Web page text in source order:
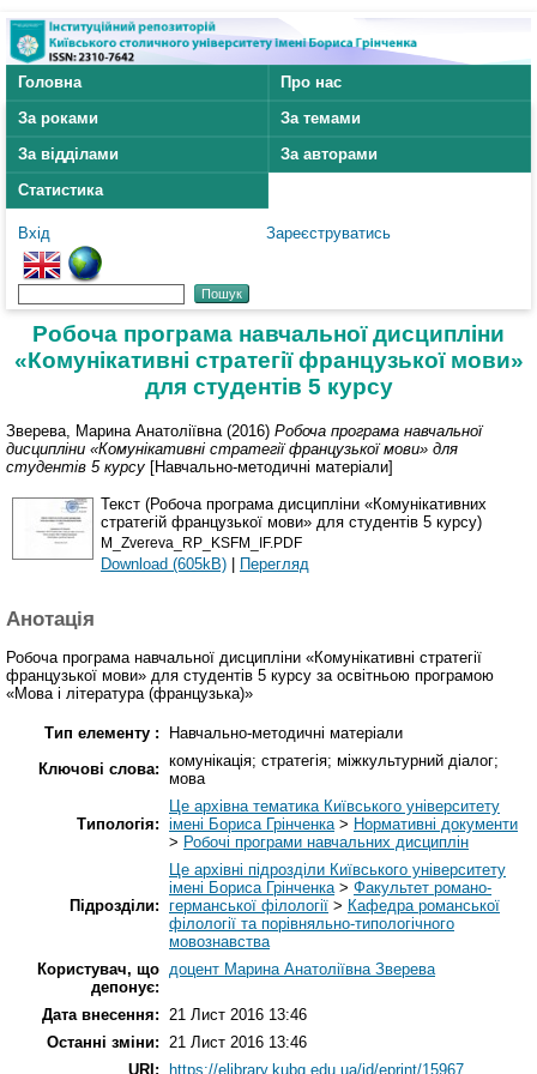
Головна
Про нас
За роками
За темами
За відділами
За авторами
Статистика
Вхід Зареєструватись
Робоча програма навчальної дисципліни
«Комунікативні стратегії французької мови»
для студентів 5 курсу
Зверева, Марина Анатоліївна (2016) Робоча програма навчальної
дисципліни «Комунікативні стратегії французької мови» для
студентів 5 курсу [Навчально-методичні матеріали]
Текст (Робоча програма дисципліни «Комунікативних
стратегій французької мови» для студентів 5 курсу)
M_Zvereva_RP_KSFM_IF.PDF
Download (605kB) | Перегляд
Анотація
Робоча програма навчальної дисципліни «Комунікативні стратегії
французької мови» для студентів 5 курсу за освітньою програмою
«Мова і література (французька)»
Тип елементу :
Навчально-методичні матеріали
Ключові слова: комунікація; стратегія; міжкультурний діалог;
мова
Типологія:
Це архівна тематика Київського університету
імені Бориса Грінченка> Нормативні документи
> Робочі програми навчальних дисциплін
Підрозділи:
Це архівні підрозділи Київського університету
імені Бориса Грінченка> Факультет романо-
германської філології > Кафедра романської
філології та порівняльно-типологічного
мовознавства
Користувач, що
депонує:
доцент Марина Анатоліївна Зверева
Дата внесення: 21 Лист 2016 13:46
Останні зміни: 21 Лист 2016 13:46
URI:
https://elibrary.kubg.edu.ua/id/eprint/15967